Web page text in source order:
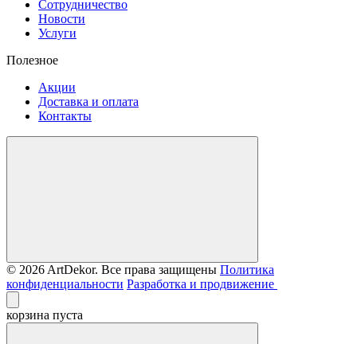
Сотрудничество
Новости
Услуги
Полезное
Акции
Доставка и оплата
Контакты
© 2026 ArtDekor. Все права защищены Политика
конфиденциальности Разработка и продвижение
корзина пуста